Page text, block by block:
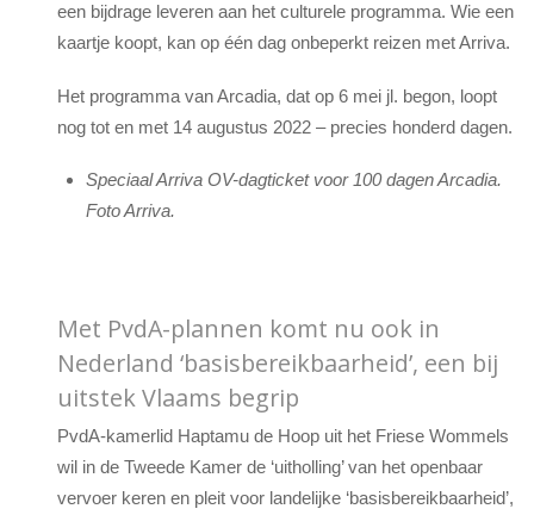
een bijdrage leveren aan het culturele programma. Wie een
kaartje koopt, kan op één dag onbeperkt reizen met Arriva.
Het programma van Arcadia, dat op 6 mei jl. begon, loopt
nog tot en met 14 augustus 2022 – precies honderd dagen.
Speciaal Arriva OV-dagticket voor 100 dagen Arcadia.
Foto Arriva.
Met PvdA-plannen komt nu ook in
Nederland ‘basisbereikbaarheid’, een bij
uitstek Vlaams begrip
PvdA-kamerlid Haptamu de Hoop uit het Friese Wommels
wil in de Tweede Kamer de ‘uitholling’ van het openbaar
vervoer keren en pleit voor landelijke ‘basisbereikbaarheid’,